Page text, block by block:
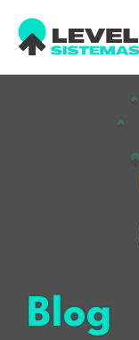
Blog